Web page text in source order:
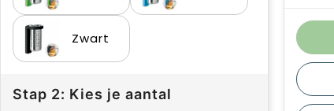
Zwart
Stap 2: Kies je aantal